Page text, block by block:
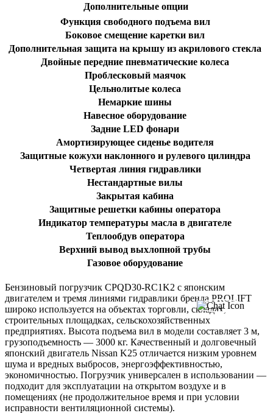
Дополнительные опции
Функция свободного подъема вил
Боковое смещение каретки вил
Дополнительная защита на крышу из акрилового стекла
Двойные передние пневматические колеса
Проблесковый маячок
Цельнолитые колеса
Немаркие шины
Навесное оборудование
Задние LED фонари
Амортизирующее сиденье водителя
Защитные кожухи наклонного и рулевого цилиндра
Четвертая линия гидравлики
Нестандартные вилы
Закрытая кабина
Защитные решетки кабины оператора
Индикатор температуры масла в двигателе
Теплообдув оператора
Верхний вывод выхлопной трубы
Газовое оборудование
Бензиновый погрузчик CPQD30-RC1K2 с японским
двигателем и тремя линиями гидравлики бренда PROLIFT
широко используется на объектах торговли, складах,
строительных площадках, сельскохозяйственных
предприятиях. Высота подъема вил в модели составляет 3 м,
грузоподъемность — 3000 кг. Качественный и долговечный
японский двигатель Nissan K25 отличается низким уровнем
шума и вредных выбросов, энергоэффективностью,
экономичностью. Погрузчик универсален в использовании —
подходит для эксплуатации на открытом воздухе и в
помещениях (не продолжительное время и при условии
исправности вентиляционной системы).